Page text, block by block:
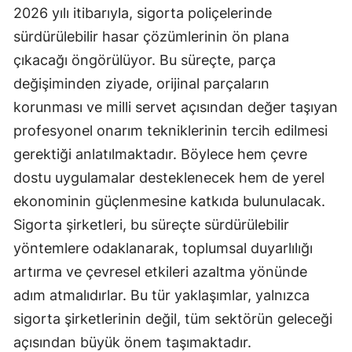
2026 yılı itibarıyla, sigorta poliçelerinde
sürdürülebilir hasar çözümlerinin ön plana
çıkacağı öngörülüyor. Bu süreçte, parça
değişiminden ziyade, orijinal parçaların
korunması ve milli servet açısından değer taşıyan
profesyonel onarım tekniklerinin tercih edilmesi
gerektiği anlatılmaktadır. Böylece hem çevre
dostu uygulamalar desteklenecek hem de yerel
ekonominin güçlenmesine katkıda bulunulacak.
Sigorta şirketleri, bu süreçte sürdürülebilir
yöntemlere odaklanarak, toplumsal duyarlılığı
artırma ve çevresel etkileri azaltma yönünde
adım atmalıdırlar. Bu tür yaklaşımlar, yalnızca
sigorta şirketlerinin değil, tüm sektörün geleceği
açısından büyük önem taşımaktadır.